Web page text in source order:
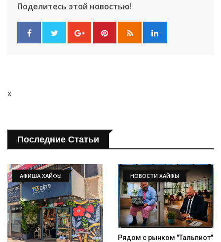
Поделитесь этой новостью!
x
Последние Статьи
АФИША ХАЙФЫ НОВОСТИ ХАЙФЫ
Рядом с рынком "Тальпиот"